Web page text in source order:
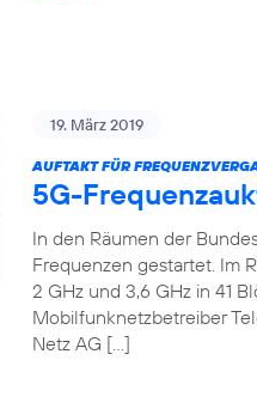
19. März 2019
AUFTAKT FÜR
5G-
In den Räumen der
Frequenzen gestartet. Im
2 GHz und 3,6 GHz in 41
Mobilfunknetzbetreiber
Netz AG […]